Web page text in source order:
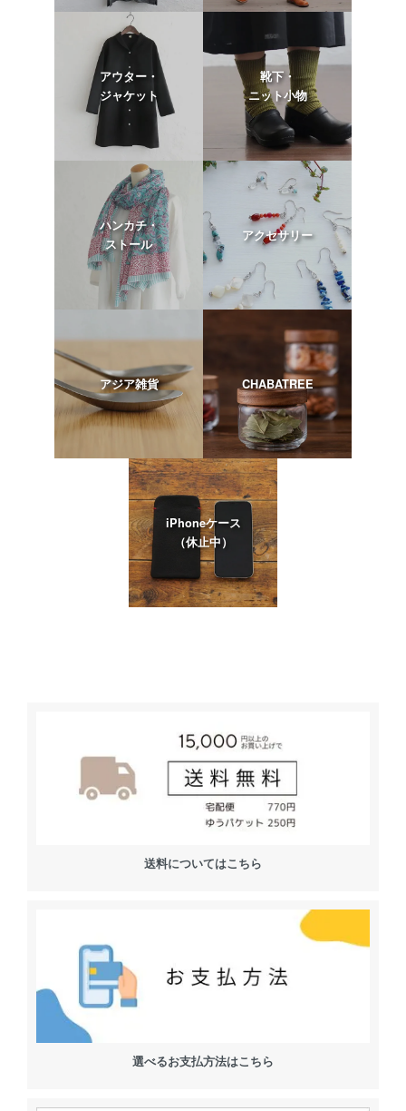
アウター・
ジャケット
靴下・
ニット小物
ハンカチ・
ストール
アクセサリー
アジア雑貨 CHABATREE
iPhoneケース
（休止中）
送料についてはこちら
選べるお支払方法はこちら